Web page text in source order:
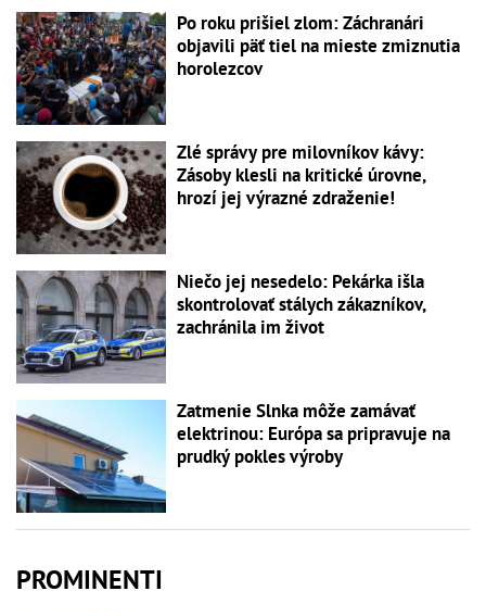
Po roku prišiel zlom: Záchranári
objavili päť tiel na mieste zmiznutia
horolezcov
Zlé správy pre milovníkov kávy:
Zásoby klesli na kritické úrovne,
hrozí jej výrazné zdraženie!
Niečo jej nesedelo: Pekárka išla
skontrolovať stálych zákazníkov,
zachránila im život
Zatmenie Slnka môže zamávať
elektrinou: Európa sa pripravuje na
prudký pokles výroby
PROMINENTI